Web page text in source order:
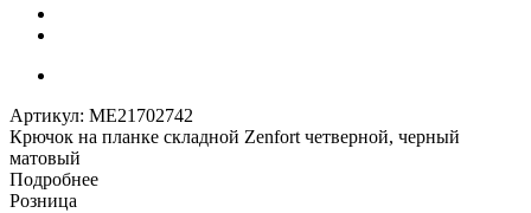
Артикул: МЕ21702742
Крючок на планке складной Zenfort четверной, черный
матовый
Подробнее
Розница